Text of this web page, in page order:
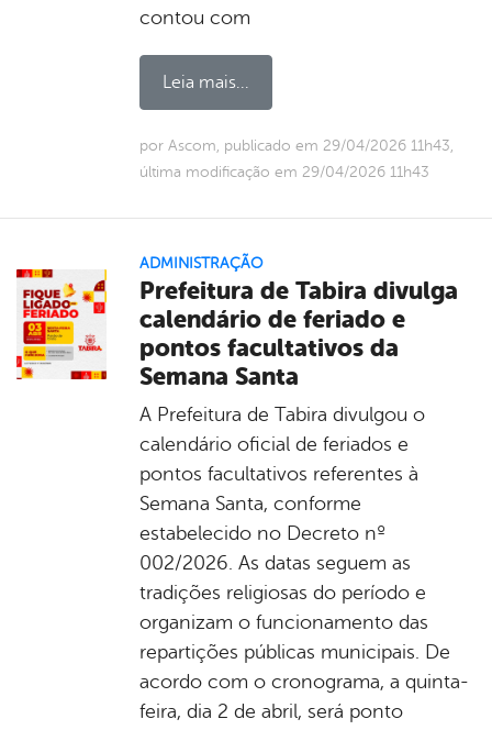
contou com
Leia mais...
por Ascom, publicado em 29/04/2026 11h43,
última modificação em 29/04/2026 11h43
ADMINISTRAÇÃO
Prefeitura de Tabira divulga
calendário de feriado e
pontos facultativos da
Semana Santa
A Prefeitura de Tabira divulgou o
calendário oficial de feriados e
pontos facultativos referentes à
Semana Santa, conforme
estabelecido no Decreto nº
002/2026. As datas seguem as
tradições religiosas do período e
organizam o funcionamento das
repartições públicas municipais. De
acordo com o cronograma, a quinta-
feira, dia 2 de abril, será ponto